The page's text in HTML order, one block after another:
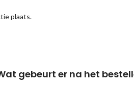
plaats.
gebeurt er na het